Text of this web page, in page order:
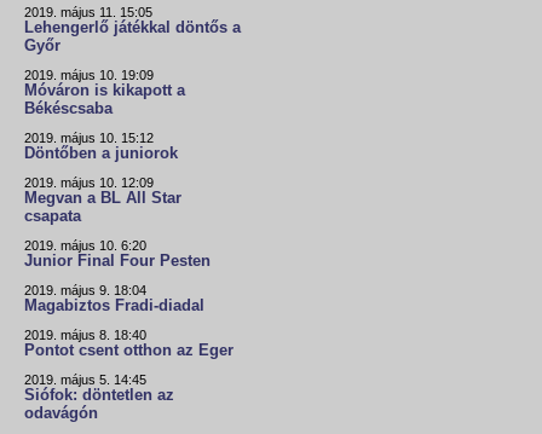
2019. május 11. 15:05
Lehengerlő játékkal döntős a
Győr
2019. május 10. 19:09
Móváron is kikapott a
Békéscsaba
2019. május 10. 15:12
Döntőben a juniorok
2019. május 10. 12:09
Megvan a BL All Star
csapata
2019. május 10. 6:20
Junior Final Four Pesten
2019. május 9. 18:04
Magabiztos Fradi-diadal
2019. május 8. 18:40
Pontot csent otthon az Eger
2019. május 5. 14:45
Siófok: döntetlen az
odavágón